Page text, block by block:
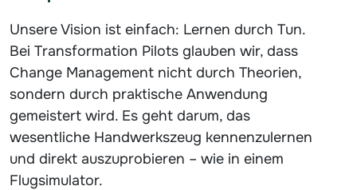
Unsere Vision ist einfach: Lernen durch Tun.
Bei Transformation Pilots glauben wir, dass
Change Management nicht durch Theorien,
sondern durch praktische Anwendung
gemeistert wird. Es geht darum, das
wesentliche Handwerkszeug kennenzulernen
und direkt auszuprobieren – wie in einem
Flugsimulator.